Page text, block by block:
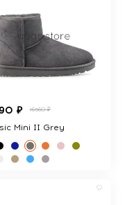
₽ 16560 ₽
Mini II Grey